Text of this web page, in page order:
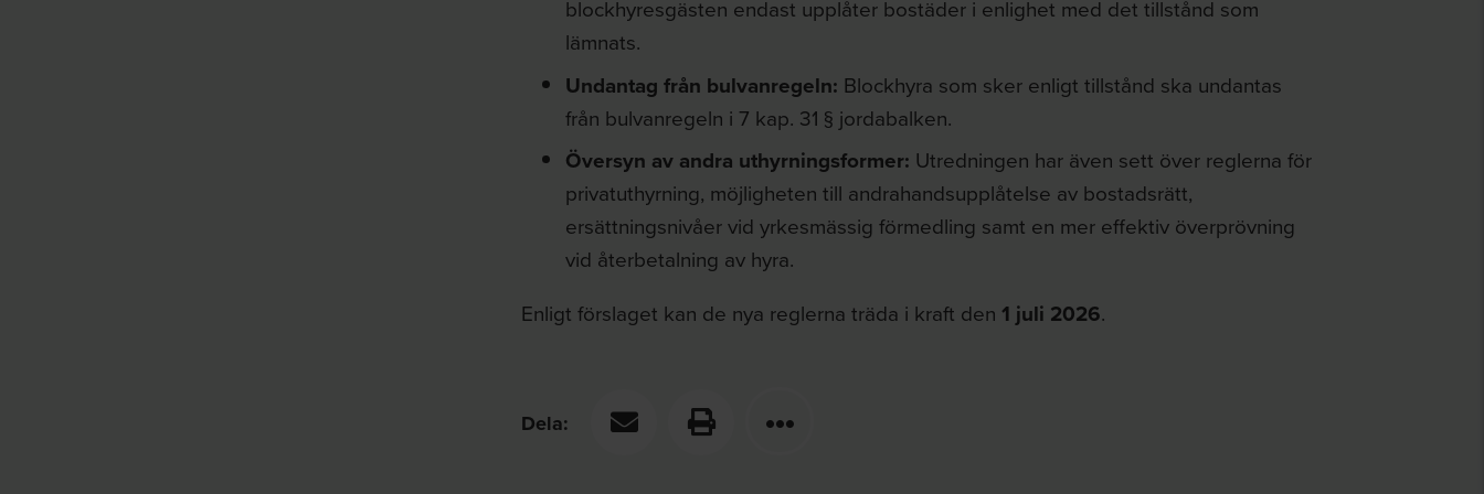
blockhyresgästen endast upplåter bostäder i enlighet med det tillstånd som
lämnats.
Undantag från bulvanregeln: Blockhyra som sker enligt tillstånd ska undantas
från bulvanregeln i 7 kap. 31 § jordabalken.
Översyn av andra uthyrningsformer: Utredningen har även sett över reglerna för
privatuthyrning, möjligheten till andrahandsupplåtelse av bostadsrätt,
ersättningsnivåer vid yrkesmässig förmedling samt en mer effektiv överprövning
vid återbetalning av hyra.
Enligt förslaget kan de nya reglerna träda i kraft den 1 juli 2026.
Dela: